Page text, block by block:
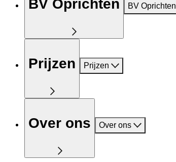
BV Oprichten BV Oprichten
Prijzen Prijzen
Over ons Over ons